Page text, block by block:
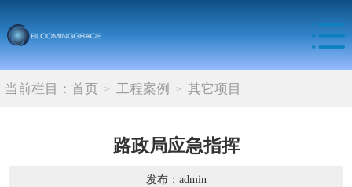
当前栏目： 首页 工程案例 其它项目
路政局应急指挥
发布：admin